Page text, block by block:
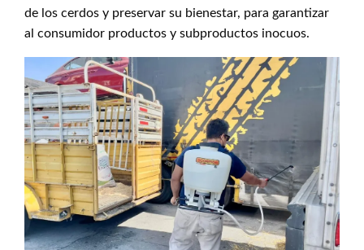
de los cerdos y preservar su bienestar, para garantizar
al consumidor productos y subproductos inocuos.